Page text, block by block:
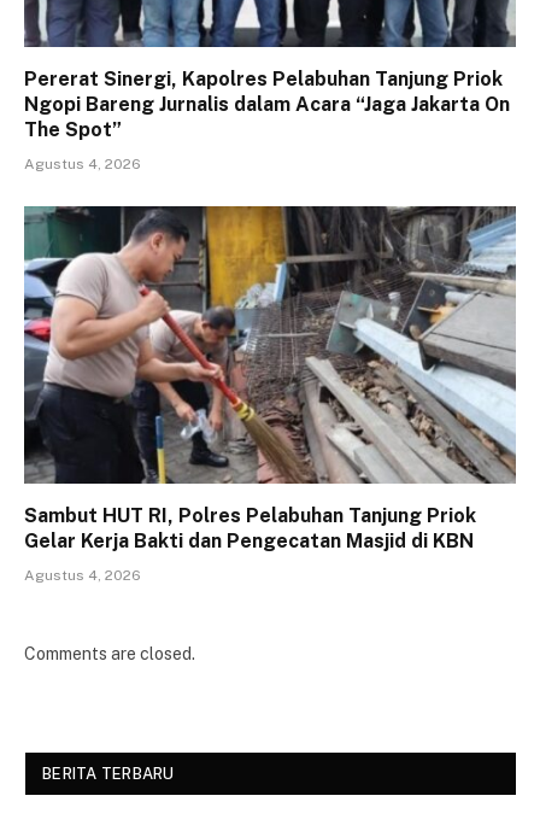
Pererat Sinergi, Kapolres Pelabuhan Tanjung Priok
Ngopi Bareng Jurnalis dalam Acara “Jaga Jakarta On
The Spot”
Agustus 4, 2026
Sambut HUT RI, Polres Pelabuhan Tanjung Priok
Gelar Kerja Bakti dan Pengecatan Masjid di KBN
Agustus 4, 2026
Comments are closed.
BERITA TERBARU